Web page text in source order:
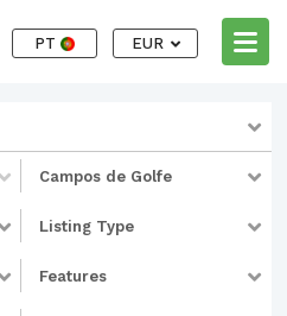
PT EUR
Campos de Golfe
Listing Type
Features